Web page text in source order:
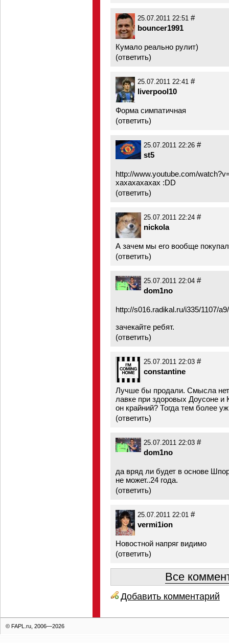
25.07.2011 22:51 #
bouncer1991
Кумало реально рулит)
(ответить)
25.07.2011 22:41 #
liverpool10
Форма симпатичная
(ответить)
25.07.2011 22:26 #
st5
http://www.youtube.com/
хахахахахах :DD
(ответить)
25.07.2011 22:24 #
nickola
А зачем мы его вообще
(ответить)
25.07.2011 22:04 #
dom1no
http://s016.radikal.ru/i335/1107/
зачекайте ребят.
(ответить)
25.07.2011 22:03 #
constantine
Лучше бы продали. Смысла
лавке при здоровых Доусоне
он крайний? Тогда тем более
(ответить)
25.07.2011 22:03 #
dom1no
да вряд ли будет в основе
не может..24 года.
(ответить)
25.07.2011 22:01 #
vermi1ion
Новостной напряг видимо
(ответить)
Все
Добавить комментарий
© FAPL.ru, 2006—2026